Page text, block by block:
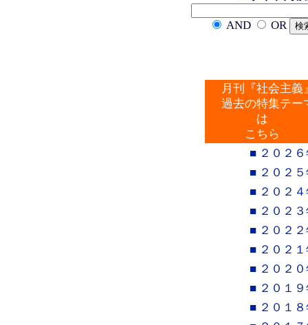
AND OR
月刊『社会主義』
過去の特集テー
は
こちら
■ ２０２
■ ２０２
■ ２０２
■ ２０２
■ ２０２
■ ２０２
■ ２０２
■ ２０１
■ ２０１